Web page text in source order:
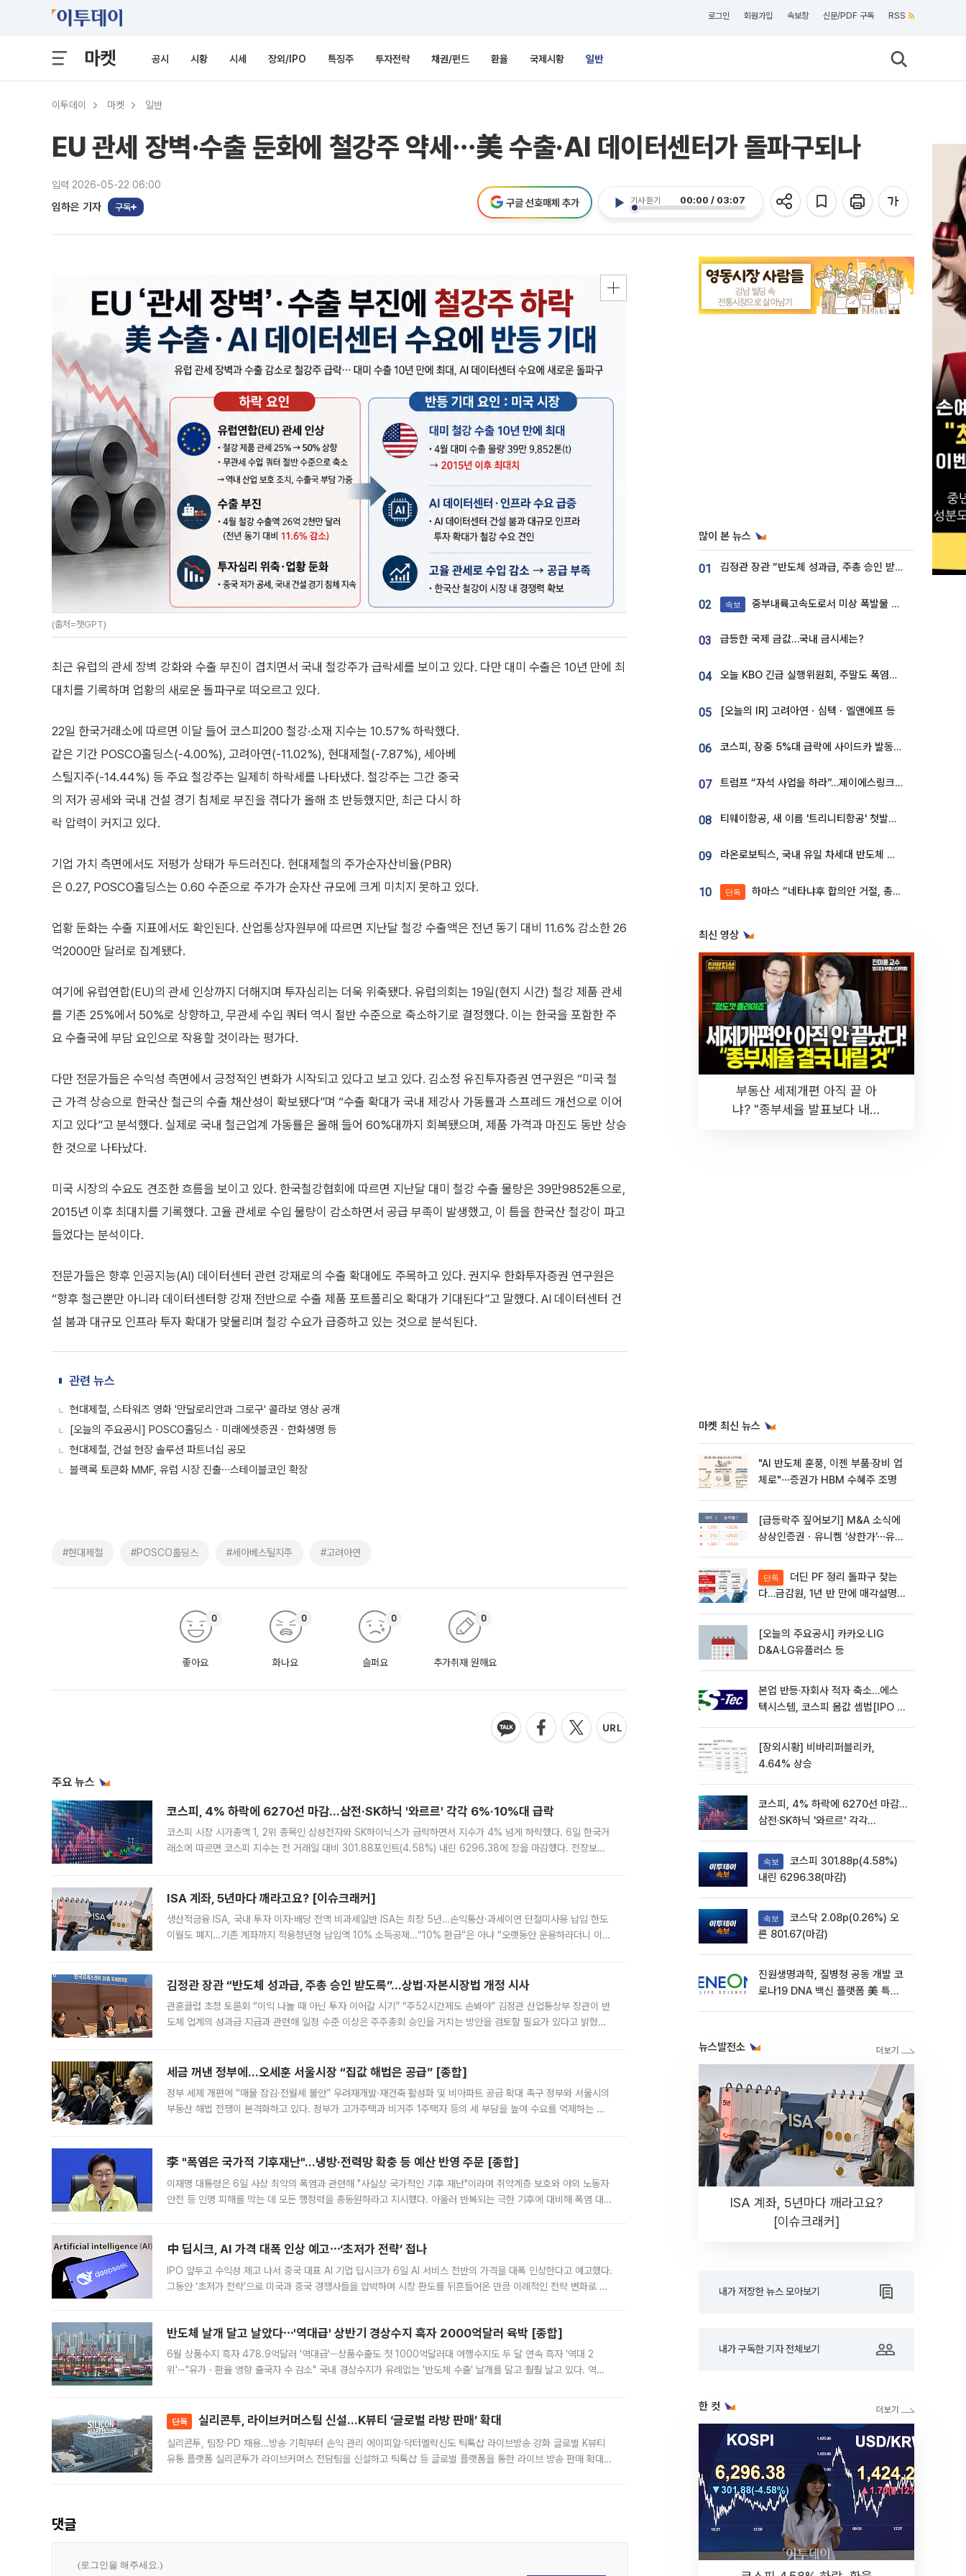
로그인 회원가입 속보창 신문/PDF 구독 RSS
마켓 공시 시황 시세 장외/IPO 특징주 투자전략 채권/펀드 환율 국제시황 일반
이투데이 마켓 일반
EU 관세 장벽·수출 둔화에 철강주 약세⋯美 수출·AI 데이터센터가 돌파구되나
입력 2026-05-22 06:00
임하은 기자 구독
기사 듣기 00:00 / 03:07
구글 선호매체 추가
(출처=챗GPT)
최근 유럽의 관세 장벽 강화와 수출 부진이 겹치면서 국내 철강주가 급락세를 보이고 있다. 다만 대미 수출은 10년 만에 최
대치를 기록하며 업황의 새로운 돌파구로 떠오르고 있다.
22일 한국거래소에 따르면 이달 들어 코스피200 철강·소재 지수는 10.57% 하락했다.
같은 기간 POSCO홀딩스(-4.00%), 고려아연(-11.02%), 현대제철(-7.87%), 세아베
스틸지주(-14.44%) 등 주요 철강주는 일제히 하락세를 나타냈다. 철강주는 그간 중국
의 저가 공세와 국내 건설 경기 침체로 부진을 겪다가 올해 초 반등했지만, 최근 다시 하
락 압력이 커지고 있다.
기업 가치 측면에서도 저평가 상태가 두드러진다. 현대제철의 주가순자산비율(PBR)
은 0.27, POSCO홀딩스는 0.60 수준으로 주가가 순자산 규모에 크게 미치지 못하고 있다.
업황 둔화는 수출 지표에서도 확인된다. 산업통상자원부에 따르면 지난달 철강 수출액은 전년 동기 대비 11.6% 감소한 26
억2000만 달러로 집계됐다.
여기에 유럽연합(EU)의 관세 인상까지 더해지며 투자심리는 더욱 위축됐다. 유럽의회는 19일(현지 시간) 철강 제품 관세
를 기존 25%에서 50%로 상향하고, 무관세 수입 쿼터 역시 절반 수준으로 축소하기로 결정했다. 이는 한국을 포함한 주
요 수출국에 부담 요인으로 작용할 것이라는 평가다.
다만 전문가들은 수익성 측면에서 긍정적인 변화가 시작되고 있다고 보고 있다. 김소정 유진투자증권 연구원은 “미국 철
근 가격 상승으로 한국산 철근의 수출 채산성이 확보됐다”며 “수출 확대가 국내 제강사 가동률과 스프레드 개선으로 이어
지고 있다”고 분석했다. 실제로 국내 철근업계 가동률은 올해 들어 60%대까지 회복됐으며, 제품 가격과 마진도 동반 상승
한 것으로 나타났다.
미국 시장의 수요도 견조한 흐름을 보이고 있다. 한국철강협회에 따르면 지난달 대미 철강 수출 물량은 39만9852톤으로,
2015년 이후 최대치를 기록했다. 고율 관세로 수입 물량이 감소하면서 공급 부족이 발생했고, 이 틈을 한국산 철강이 파고
들었다는 분석이다.
전문가들은 향후 인공지능(AI) 데이터센터 관련 강재로의 수출 확대에도 주목하고 있다. 권지우 한화투자증권 연구원은
“향후 철근뿐만 아니라 데이터센터향 강재 전반으로 수출 제품 포트폴리오 확대가 기대된다”고 말했다. AI 데이터센터 건
설 붐과 대규모 인프라 투자 확대가 맞물리며 철강 수요가 급증하고 있는 것으로 분석된다.
관련 뉴스
현대제철, 스타워즈 영화 '만달로리안과 그로구' 콜라보 영상 공개
[오늘의 주요공시] POSCO홀딩스ㆍ미래에셋증권ㆍ한화생명 등
현대제철, 건설 현장 솔루션 파트너십 공모
블랙록 토큰화 MMF, 유럽 시장 진출∙∙∙스테이블코인 확장
#현대제철 #POSCO홀딩스 #세아베스틸지주 #고려아연
좋아요
0
화나요
0
슬퍼요
0
추가취재 원해요
0
주요 뉴스
코스피, 4% 하락에 6270선 마감…삼전·SK하닉 '와르르' 각각 6%·10%대 급락
코스피 시장 시가총액 1, 2위 종목인 삼성전자와 SK하이닉스가 급락하면서 지수가 4% 넘게 하락했다. 6일 한국거
래소에 따르면 코스피 지수는 전 거래일 대비 301.88포인트(4.58%) 내린 6296.38에 장을 마감했다. 전장보다
ISA 계좌, 5년마다 깨라고요? [이슈크래커]
생산적금융 ISA, 국내 투자 이자·배당 전액 비과세일반 ISA는 최장 5년…손익통산·과세이연 단절미사용 납입 한도
이월도 폐지…기존 계좌까지 적용청년형 납입액 10% 소득공제…“10% 환급”은 아냐 “오랫동안 운용하라더니 이제
김정관 장관 “반도체 성과급, 주총 승인 받도록”…상법·자본시장법 개정 시사
관훈클럽 초청 토론회 “이익 나눌 때 아닌 투자 이어갈 시기” “주52시간제도 손봐야” 김정관 산업통상부 장관이 반
도체 업계의 성과급 지급과 관련해 일정 수준 이상은 주주총회 승인을 거치는 방안을 검토할 필요가 있다고 밝혔다.
세금 꺼낸 정부에…오세훈 서울시장 “집값 해법은 공급” [종합]
정부 세제 개편에 “매물 잠김·전월세 불안” 우려재개발·재건축 활성화 및 비아파트 공급 확대 촉구 정부와 서울시의
부동산 해법 전쟁이 본격화하고 있다. 정부가 고가주택과 비거주 1주택자 등의 세 부담을 높여 수요를 억제하는 카
李 "폭염은 국가적 기후재난"…냉방·전력망 확충 등 예산 반영 주문 [종합]
이재명 대통령은 6일 사상 최악의 폭염과 관련해 "사실상 국가적인 기후 재난"이라며 취약계층 보호와 야외 노동자
안전 등 인명 피해를 막는 데 모든 행정력을 총동원하라고 지시했다. 아울러 반복되는 극한 기후에 대비해 폭염 대응
中 딥시크, AI 가격 대폭 인상 예고⋯‘초저가 전략’ 접나
IPO 앞두고 수익성 제고 나서 중국 대표 AI 기업 딥시크가 6일 AI 서비스 전반의 가격을 대폭 인상한다고 예고했다.
그동안 ‘초저가 전략’으로 미국과 중국 경쟁사들을 압박하며 시장 판도를 뒤흔들어온 만큼 이례적인 전략 변화로 평
반도체 날개 달고 날았다⋯'역대급' 상반기 경상수지 흑자 2000억달러 육박 [종합]
6월 상품수지 흑자 478.9억달러 '역대급'⋯상품수출도 첫 1000억달러대 여행수지도 두 달 연속 흑자 '역대 2
위'⋯"유가ㆍ환율 영향 출국자 수 감소" 국내 경상수지가 유례없는 '반도체 수출' 날개를 달고 훨훨 날고 있다. 역대
단독 실리콘투, 라이브커머스팀 신설…K뷰티 ‘글로벌 라방 판매’ 확대
실리콘투, 팀장·PD 채용…방송 기획부터 손익 관리 에이피알·닥터멜락신도 틱톡샵 라이브방송 강화 글로벌 K뷰티
유통 플랫폼 실리콘투가 라이브커머스 전담팀을 신설하고 틱톡샵 등 글로벌 플랫폼을 통한 라이브 방송 판매 확대에
댓글
많이 본 뉴스
01 김정관 장관 “반도체 성과급, 주총 승인 받도록”…상법·자본시장법 개정 시사
02 속보 중부내륙고속도로서 미상 폭발물 발견
03 급등한 국제 금값…국내 금시세는?
04 오늘 KBO 긴급 실행위원회, 주말도 폭염취소 될까
05 [오늘의 IR] 고려아연ㆍ심텍ㆍ엘앤에프 등
06 코스피, 장중 5%대 급락에 사이드카 발동…삼성·SK 동반 폭락
07 트럼프 “자석 사업을 하라”…제이에스링크, 비중국 영구자석 공급망 구축 속도
08 티웨이항공, 새 이름 '트리니티항공' 첫발…SSC 전략 본격화
09 라온로보틱스, 국내 유일 차세대 반도체 공정 로봇 개발 ‘고객사 테스트 진행’
10 단독 하마스 “네타냐후 합의안 거절, 총선 앞두고 시간 끌기”
최신 영상
부동산 세제개편 아직 끝 아
냐? "종부세율 발표보다 내릴
마켓 최신 뉴스
"AI 반도체 훈풍, 이젠 부품·장비 업
체로"⋯증권가 HBM 수혜주 조명
[급등락주 짚어보기] M&A 소식에
상상인증권ㆍ유니켐 ‘상한가’⋯유증
단독
다…금감원, 1년 반 만에 매각설명회
[오늘의 주요공시] 카카오·LIG
D&A·LG유플러스 등
본업 반등·자회사 적자 축소…에스
텍시스템, 코스피 몸값 셈법[IPO 엑
[장외시황] 비바리퍼블리카,
4.64% 상승
코스피, 4% 하락에 6270선 마감…
삼전·SK하닉 '와르르' 각각
속보
내린 6296.38(마감)
속보
른 801.67(마감)
진원생명과학, 질병청 공동 개발 코
로나19 DNA 백신 플랫폼 美 특허
뉴스발전소
ISA 계좌, 5년마다 깨라고요?
[이슈크래커]
내가 저장한 뉴스 모아보기
내가 구독한 기자 전체보기
한 컷